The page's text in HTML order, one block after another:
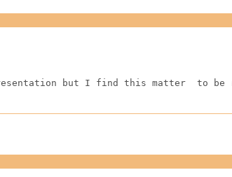
but I find this matter  to